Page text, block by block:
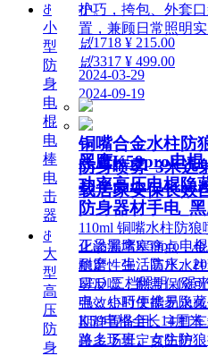
小巧，挎包、外套
置，兼顾日常照明
넶3317 ¥ 499.00
2024-09-19
黑鹰K59pro电棍
功率高压电棍隐
防身器材手电_
正品黑鹰K59pro电
耐磨、生活防水。
LED 三档照明（强
电，小巧便携易隐
K59电棍全长14厘
路上下班、女生防狼
护。
넶1718 ¥ 215.00
2024-03-29
铜嘴合金水柱防
防身喷雾_3米远
载居家安保长效
110ml 铜嘴水柱防
化渗漏堵塞痛点，
稳定性强。高压水
雾反噬，翻盖保险
强效短时失能无永
期静置备用，主打
兽多场景定点防护。
ꁕ
小
型
防
身
电
棍
电
棒
电
击
器
ꁕ
大
型
高
压
防
身